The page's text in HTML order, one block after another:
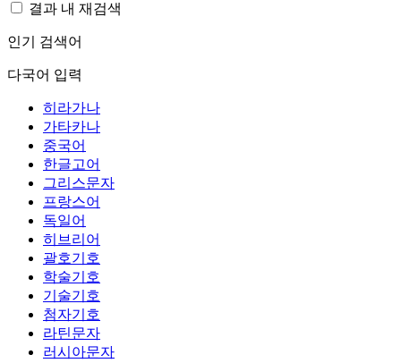
결과 내 재검색
인기 검색어
다국어 입력
히라가나
가타카나
중국어
한글고어
그리스문자
프랑스어
독일어
히브리어
괄호기호
학술기호
기술기호
첨자기호
라틴문자
러시아문자